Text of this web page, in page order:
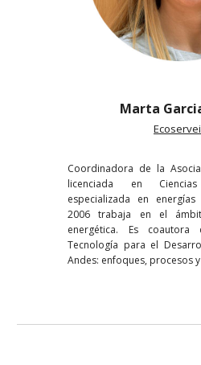
Marta
Coordinadora de la
licenciada en
especializada en energías
2006 trabaja en el
energética. Es
Tecnología para el
Andes: enfoques, procesos